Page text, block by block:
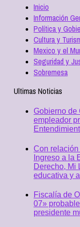
Inicio
Información
Política y
Cultura y
Mexico y el
Seguridad y
Sobremesa
Ultimas Noticias
Gobierno de
empleador
Con
Ingreso a la
Derecho, Mi
educativa y
Fiscalía de
07»
presidente